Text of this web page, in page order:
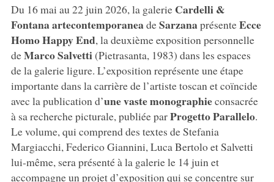
Du 16 mai au 22 juin 2026, la galerie Cardelli &
Fontana artecontemporaneadeSarzanaprésenteEcce
Homo Happy End, la deuxième exposition personnelle
deMarco Salvetti(Pietrasanta, 1983) dans les espaces
de la galerie ligure. L’exposition représente une étape
importante dans la carrière de l’artiste toscan et coïncide
avec la publication d’une vaste monographieconsacrée
à sa recherche picturale, publiée parProgetto Parallelo.
Le volume, qui comprend des textes de Stefania
Margiacchi, Federico Giannini, Luca Bertolo et Salvetti
lui-même, sera présenté à la galerie le 14 juin et
accompagne un projet d’exposition qui se concentre sur